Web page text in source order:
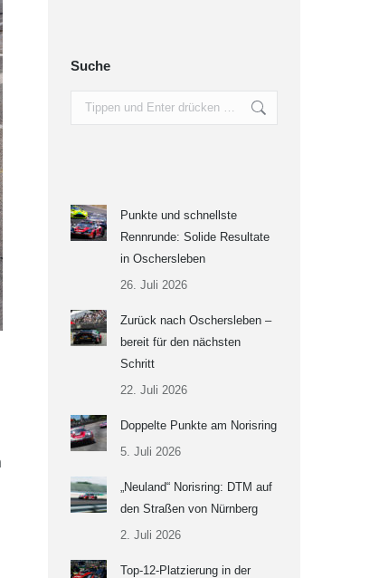
Suche
Search:
Punkte und schnellste
Rennrunde: Solide Resultate
in Oschersleben
26. Juli 2026
Zurück nach Oschersleben –
bereit für den nächsten
Schritt
22. Juli 2026
Doppelte Punkte am Norisring
5. Juli 2026
„Neuland“ Norisring: DTM auf
den Straßen von Nürnberg
2. Juli 2026
Top-12-Platzierung in der